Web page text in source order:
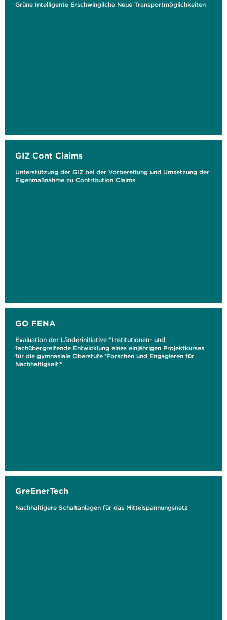
Grüne Intelligente Erschwingliche Neue Transportmöglichkeiten
GIZ Cont Claims
Unterstützung der GIZ bei der Vorbereitung und Umsetzung der
Eigenmaßnahme zu Contribution Claims
GO FENA
Evaluation der Länderinitiative "Institutionen- und
fachübergreifende Entwicklung eines einjährigen Projektkurses
für die gymnasiale Oberstufe 'Forschen und Engagieren für
Nachhaltigkeit'"
GreEnerTech
Nachhaltigere Schaltanlagen für das Mittelspannungsnetz